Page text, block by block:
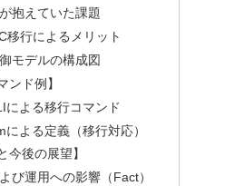
抱えていた課題
移行によるメリット
モデルの構成図
ンド例】
による移行コマンド
による定義（移行対応）
今後の展望】
び運用への影響（Fact）